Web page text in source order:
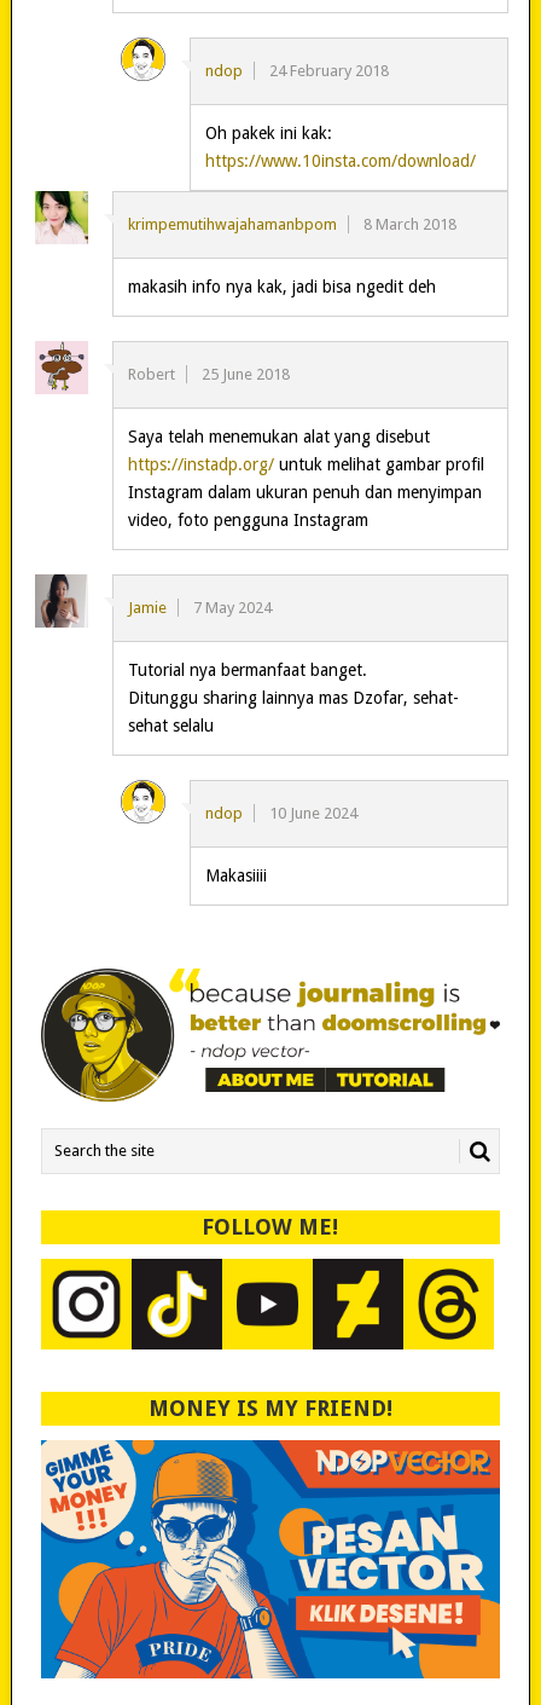
ndop 24 February 2018
Oh pakek ini kak:
https://www.10insta.com/download/
krimpemutihwajahamanbpom 8 March 2018
makasih info nya kak, jadi bisa ngedit deh
Robert 25 June 2018
Saya telah menemukan alat yang disebut
https://instadp.org/untuk melihat gambar profil
Instagram dalam ukuran penuh dan menyimpan
video, foto pengguna Instagram
Jamie 7 May 2024
Tutorial nya bermanfaat banget.
Ditunggu sharing lainnya mas Dzofar, sehat-
sehat selalu
ndop 10 June 2024
Makasiiii
FOLLOW ME!
MONEY IS MY FRIEND!